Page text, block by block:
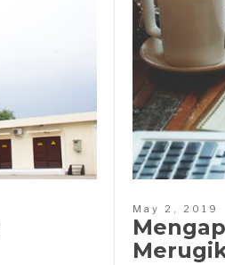
May 2, 2019